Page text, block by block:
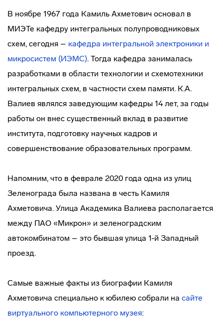
В ноябре 1967 года Камиль Ахметович основал в
МИЭТе кафедру интегральных полупроводниковых
схем, сегодня – кафедра интегральной электроники и
микросистем (ИЭМС). Тогда кафедра занималась
разработками в области технологии и схемотехники
интегральных схем, в частности схем памяти. К.А.
Валиев являлся заведующим кафедры 14 лет, за годы
работы он внес существенный вклад в развитие
института, подготовку научных кадров и
совершенствование образовательных программ.
Напомним, что в феврале 2020 года одна из улиц
Зеленограда была названа в честь Камиля
Ахметовича. Улица Академика Валиева располагается
между ПАО «Микрон» и зеленоградским
автокомбинатом – это бывшая улица 1-й Западный
проезд.
Самые важные факты из биографии Камиля
Ахметовича специально к юбилею собрали на сайте
виртуального компьютерного музея: